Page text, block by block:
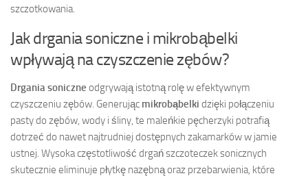
szczotkowania.
Jak drgania soniczne i mikrobąbelki
wpływają na czyszczenie zębów?
Drgania soniczne odgrywają istotną rolę w efektywnym
czyszczeniu zębów. Generując mikrobąbelki dzięki połączeniu
pasty do zębów, wody i śliny, te maleńkie pęcherzyki potrafią
dotrzeć do nawet najtrudniej dostępnych zakamarków w jamie
ustnej. Wysoka częstotliwość drgań szczoteczek sonicznych
skutecznie eliminuje płytkę nazębną oraz przebarwienia, które